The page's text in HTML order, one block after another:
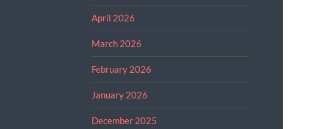
April 2026
March 2026
February 2026
January 2026
December 2025